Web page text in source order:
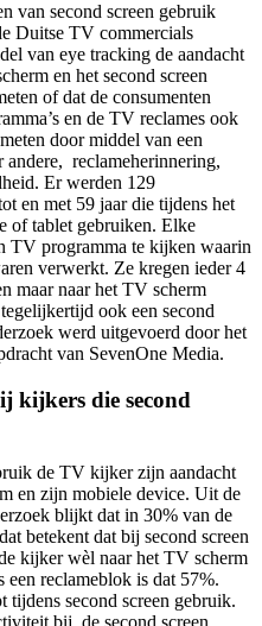
van second screen gebruik
Duitse TV commercials
van eye tracking de aandacht
en het second screen
of dat de consumenten
en de TV reclames ook
door middel van een
andere, reclameherinnering,
Er werden 129
en met 59 jaar die tijdens het
of tablet gebruiken. Elke
TV programma te kijken waarin
verwerkt. Ze kregen ieder 4
maar naar het TV scherm
ook een second
werd uitgevoerd door het
van SevenOne Media.
kijkers die second
de TV kijker zijn aandacht
en zijn mobiele device. Uit de
blijkt dat in 30% van de
betekent dat bij second screen
kijker wèl naar het TV scherm
reclameblok is dat 57%.
tijdens second screen gebruik.
bij de second screen